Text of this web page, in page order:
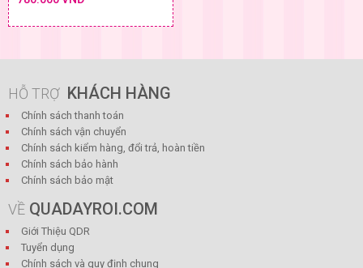
HỖ TRỢ KHÁCH HÀNG
Chính sách thanh toán
Chính sách vận chuyển
Chính sách kiểm hàng, đổi trả, hoàn tiền
Chính sách bảo hành
Chính sách bảo mật
VỀ QUADAYROI.COM
Giới Thiệu QDR
Tuyển dụng
Chính sách và quy định chung